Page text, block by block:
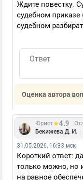
Ждите повестку.
судебном
судебном
Оценка автора
Юрист 4.9
Бекижева Д. И.
31.05.2026, 16:33 мск
Короткий ответ:
только можно, но
на равное